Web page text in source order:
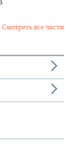
Смотреть все части